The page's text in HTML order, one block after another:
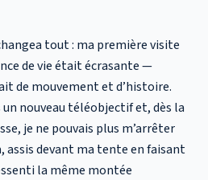
tout : ma première visite
de vie était écrasante —
de mouvement et d’histoire.
un nouveau téléobjectif et, dès la
je ne pouvais plus m’arrêter
assis devant ma tente en faisant
la même montée